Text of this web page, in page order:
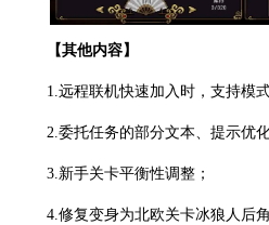
【其他内容】
1.远程联机快速加入时，支持模
2.委托任务的部分文本、提示优化
3.新手关卡平衡性调整；
4.修复变身为北欧关卡冰狼人后